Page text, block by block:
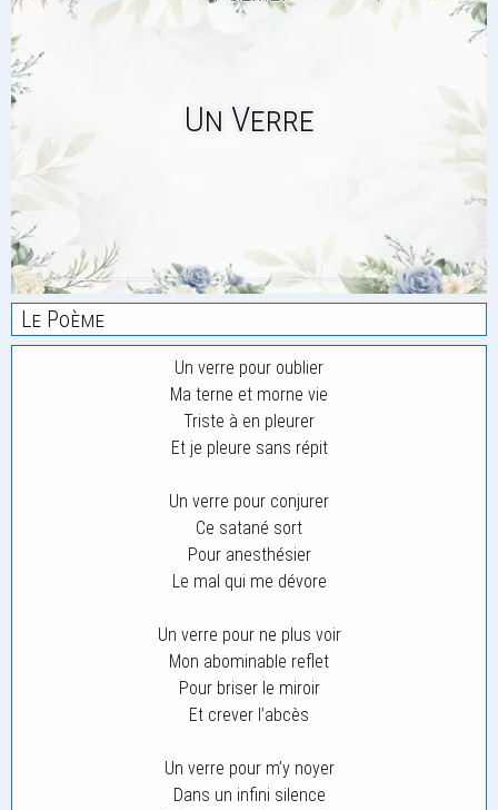
Un Verre
Le Poème
Un verre pour oublier
Ma terne et morne vie
Triste à en pleurer
Et je pleure sans répit
Un verre pour conjurer
Ce satané sort
Pour anesthésier
Le mal qui me dévore
Un verre pour ne plus voir
Mon abominable reflet
Pour briser le miroir
Et crever l’abcès
Un verre pour m’y noyer
Dans un infini silence